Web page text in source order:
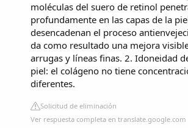
moléculas del suero de retinol
profundamente en las capas de la
desencadenan el proceso
da como resultado una mejora
arrugas y líneas finas. 2. Idoneidad
piel: el colágeno no tiene
diferentes.
Solicitud de eliminación
Ver respuesta completa en translate.google.com